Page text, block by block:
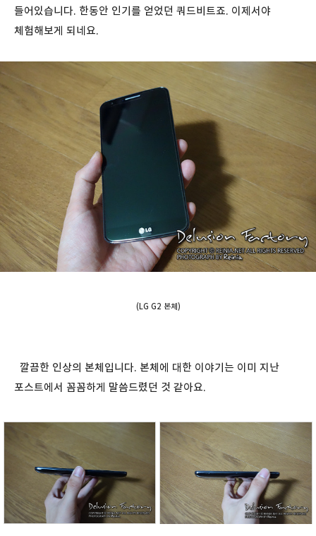
들어있습니다. 한동안 인기를 얻었던 쿼드비트죠. 이제서야
체험해보게 되네요.
(LG G2 본체)
깔끔한 인상의 본체입니다. 본체에 대한 이야기는 이미 지난
포스트에서 꼼꼼하게 말씀드렸던 것 같아요.